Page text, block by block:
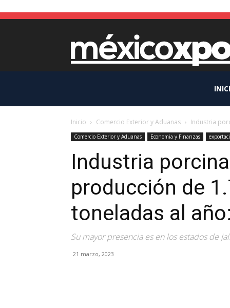
Inicio Comercio Exterior y Aduanas Industria
Comercio Exterior y Aduanas Economia y Finanzas
Industria
producción de
toneladas al
Su mayor presencia es en los estados de
21 marzo, 2023